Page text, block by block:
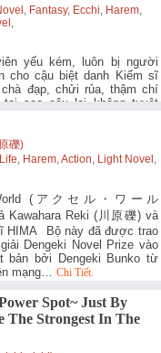
Fantasy, Ecchi Harem
yếu kém, luôn bị người
cho cậu biệt danh Kiếm sĩ
đạp, chửi rủa, thậm chí
sao cậu lại không tuyệt
tâm.…
礫)
Harem ,Action Light Novel
(アクセル・ワール
Reki (川原礫) và
HIMA Bộ này đã được trao
Dengeki Novel Prize vào
bản bởi Dengeki Bunko từ
mạng…Chi Tiết.
Spot~ Just By
The Strongest In The